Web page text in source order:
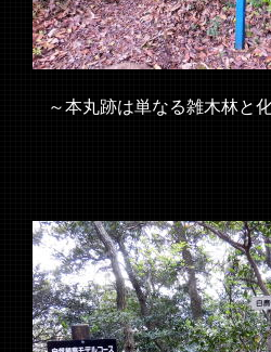
本丸
～本丸跡は単なる雑木林と